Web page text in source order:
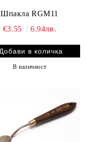
Шпакла RGM11
€3.55
6.94лв.
В наличност